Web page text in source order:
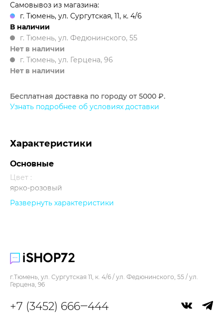
Самовывоз из магазина:
г. Тюмень, ул. Сургутская, 11, к. 4/6
В наличии
г. Тюмень, ул. Федюнинского, 55
Нет в наличии
г. Тюмень, ул. Герцена, 96
Нет в наличии
Бесплатная доставка по городу от 5000 ₽.
Узнать подробнее об условиях доставки
Характеристики
Основные
Цвет :
ярко-розовый
Прочее
Развернуть характеристики
+7 (3452) 666‒444
г.Тюмень, ул. Сургутская 11, к. 4/6 / ул. Федюнинского, 55 / ул.
Герцена, 96